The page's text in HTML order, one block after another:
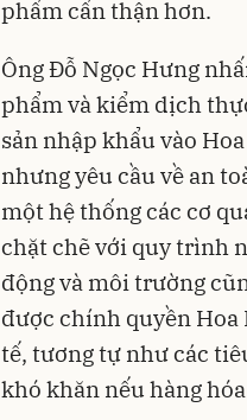
phẩm cẩn thận hơn.
Ông Đỗ Ngọc Hưng
phẩm và kiểm dịch
sản nhập khẩu vào
nhưng yêu cầu về an
một hệ thống các cơ
chặt chẽ với quy trình
động và môi trường
được chính quyền Hoa
tế, tương tự như các
khó khăn nếu hàng